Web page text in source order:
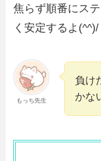
焦らず順番にス
く安定するよ(^^)/
もっち先生
負け
かな